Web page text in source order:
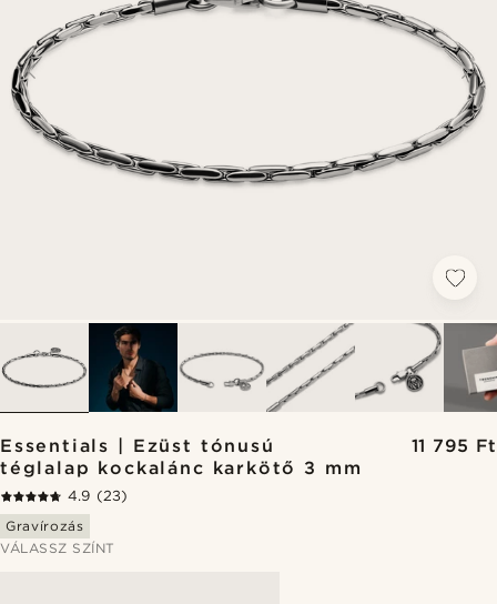
Essentials | Ezüst tónusú
téglalap kockalánc karkötő 3 mm
11 795 Ft
4.9 (23)
Gravírozás
VÁLASSZ SZÍNT